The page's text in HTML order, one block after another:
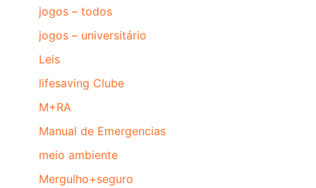
jogos – todos
jogos – universitário
Leis
lifesaving Clube
M+RA
Manual de Emergencias
meio ambiente
Mergulho+seguro